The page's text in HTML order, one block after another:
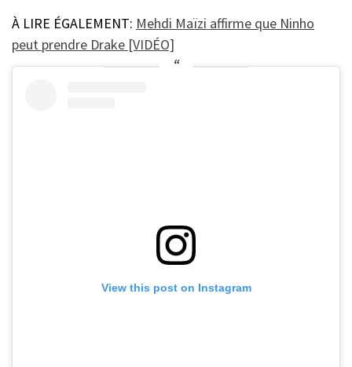
À LIRE ÉGALEMENT: Mehdi Maïzi affirme que Ninho
peut prendre Drake [VIDÉO]
View this post on Instagram